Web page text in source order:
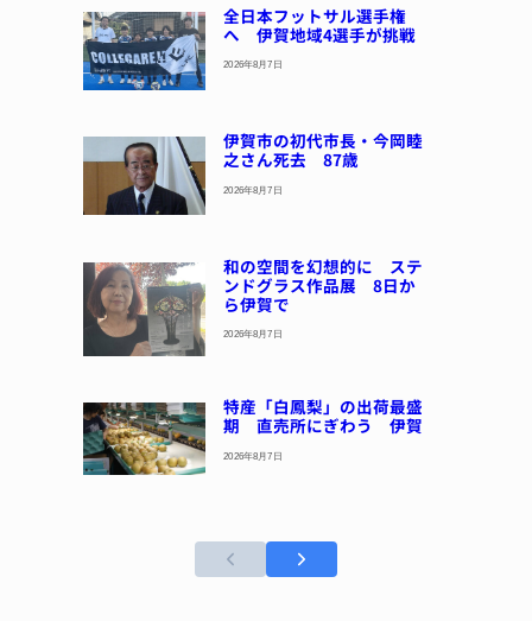
全日本フットサル選手権
へ 伊賀地域4選手が挑戦
2026年8月7日
伊賀市の初代市長・今岡睦
之さん死去 87歳
2026年8月7日
和の空間を幻想的に ステ
ンドグラス作品展 8日か
ら伊賀で
2026年8月7日
特産「白鳳梨」の出荷最盛
期 直売所にぎわう 伊賀
2026年8月7日